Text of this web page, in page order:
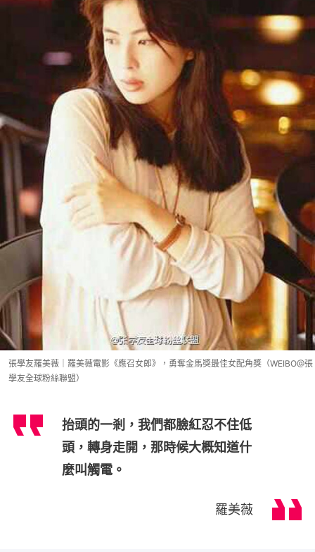
張學友羅美薇｜羅美薇電影《應召女郎》，勇奪金馬獎最佳女配角獎（WEIBO@張
學友全球粉絲聯盟）
抬頭的一剎，我們都臉紅忍不住低
頭，轉身走開，那時候大概知道什
麼叫觸電。
羅美薇